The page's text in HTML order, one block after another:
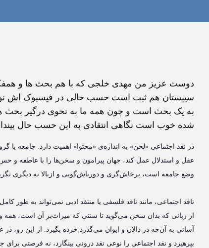
دوست عزیز من مهدی خلجی که با هم بحث ها و
سیبستان هم ثبت است حسب حالی در فیسبوک اش
به یک بحث است و چون همه ما به نحوی درگیر بحث
شده خوب است نگاهی انتقادی به این حسب حال
در نقد اجتماعی «لحن» به اندازه‌ی «محتوا» اهمیت دارد. جامعه
عقل و استدلال عمل کند، جهان پیرامون و سخن‌ها را با عاطفه و
وضع جامعه است، پرخاش‌گری و دورباش‌گویی و ازبالا به دیگری
ناقد اجتماعی، مانند ناقد فلسفی یا منتقد ادبی نمی‌تواند به
از زبانی که بدان سخن می‌گوید تا سنتی که میراث‌بر آن است، همه
آسانی به آن‌چه در دالان و ایوان می‌گذرد خرده بگیرد. از این رو،
بپرهیزد و نقد اجتماعی را نوعی نقد درونی بینگارد، نه فرصتی برای